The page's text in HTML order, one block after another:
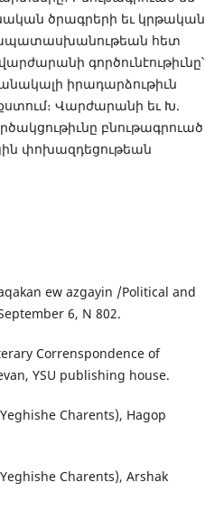
ծրագրերի եւ կրթական
հետ
գործունէութիւնը՝
իրադարձութիւն
Վարժարանի եւ Խ.
բնութագրուած
փոխազդեցութեան
ew azgayin /Political and
6, N 802.
Correnspondence of
YSU publishing house.
Charents), Hagop
Charents), Arshak